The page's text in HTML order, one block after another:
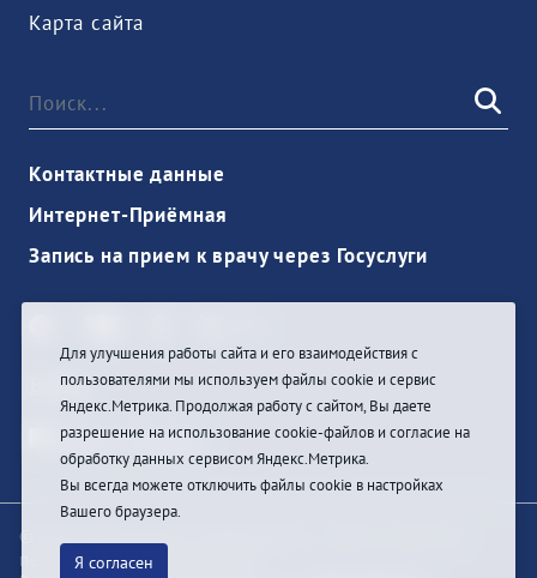
Карта сайта
Контактные данные
Интернет-Приёмная
Запись на прием к врачу через Госуслуги
Войти
© При цитировании информации с сайта ссылка на
первоисточник обязательна
Для улучшения работы сайта и его взаимодействия с
пользователями мы используем файлы cookie и сервис
Яндекс.Метрика. Продолжая работу с сайтом, Вы даете
разрешение на использование cookie-файлов и согласие на
обработку данных сервисом Яндекс.Метрика.
Вы всегда можете отключить файлы cookie в настройках
Вашего браузера.
Я согласен